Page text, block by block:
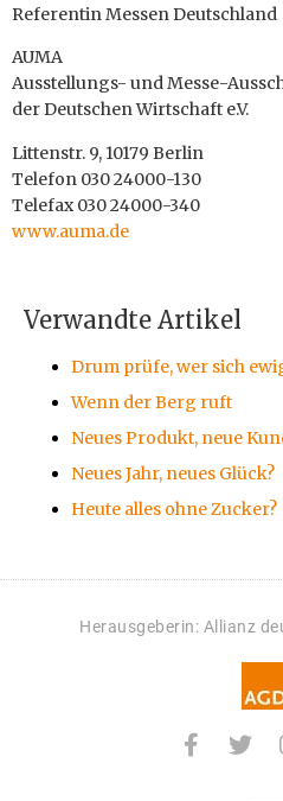
Referentin Messen Deutschland
AUMA
Ausstellungs- und Messe-
der Deutschen Wirtschaft e.V.
Littenstr. 9, 10179 Berlin
Telefon 030 24000-130
Telefax 030 24000-340
www.auma.de
Verwandte Artikel
Drum prüfe, wer sich
Wenn der Berg ruft
Neues Produkt, neue
Neues Jahr, neues Glück?
Heute alles ohne Zucker?
Herausgeberin: Allianz